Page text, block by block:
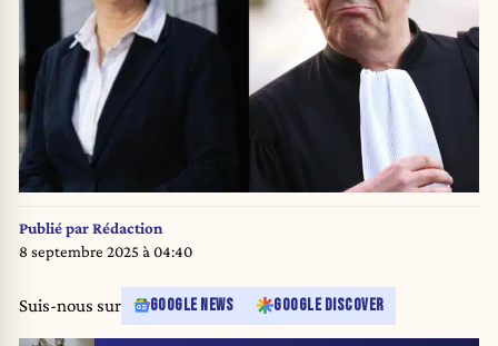
Publié parRédaction
8 septembre 2025 à 04:40
Suis-nous sur GOOGLE NEWS GOOGLE DISCOVER